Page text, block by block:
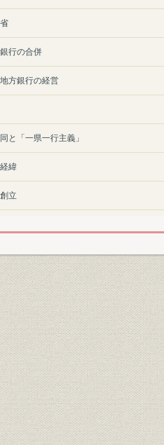
行の合併
方銀行の経営
と「一県一行主義」
緯
立
(昭和20年~昭和24年)
び経営基盤の確立
成と解散
展開(昭和24年~昭和30年)